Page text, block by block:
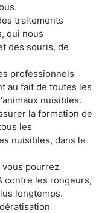
traitements
qui nous
des souris, de
professionnels
au fait de toutes les
nuisibles.
la formation de
les
nuisibles, dans le
vous pourrez
contre les rongeurs,
longtemps.